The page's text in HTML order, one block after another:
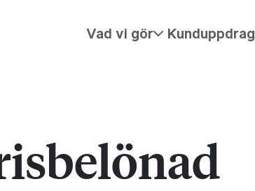
Vad vi gör Kunduppdrag